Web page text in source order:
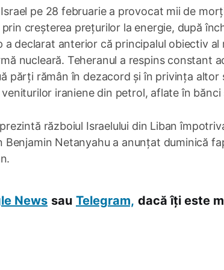
pe 28 februarie a provocat mii de
creșterea prețurilor la energie, după
declarat anterior că principalul obiectiv al
nucleară. Teheranul a respins constant
părți rămân în dezacord și în privința altor
iraniene din petrol, aflate în bănci
războiul Israelului din Liban
Benjamin Netanyahu a anunțat duminică
News sau Telegram, dacă îți este